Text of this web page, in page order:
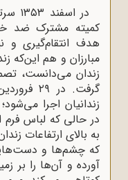
در اسفند ۱۳۵۳ سرتیپ رضا زندی‌پور
کمیته مشترک ضد
هدف انتقام‌گیری و
مبارزان و هم این‌که
زندان می‌دانست،
زندانیان اجرا
در حالی که لباس فرم
به بالای ارتفاعات
که چشم‌ها و
آورده و آن‌ها را بر